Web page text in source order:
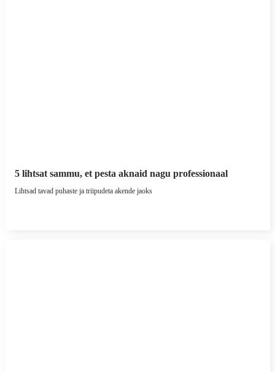
5 lihtsat sammu, et pesta aknaid nagu professionaal
Lihtsad tavad puhaste ja triipudeta akende jaoks